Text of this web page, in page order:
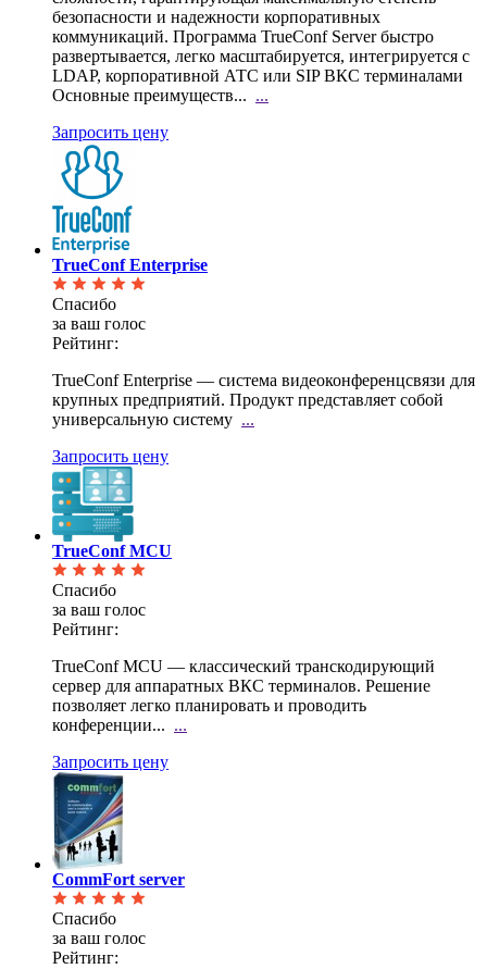
безопасности и надежности корпоративных
коммуникаций. Программа TrueConf Server быстро
развертывается, легко масштабируется, интегрируется с
LDAP, корпоративной АТС или SIP ВКС терминалами
Основные преимуществ... ...
Запросить цену
TrueConf Enterprise
Спасибо
за ваш голос
Рейтинг:
TrueConf Enterprise — система видеоконференцсвязи для
крупных предприятий. Продукт представляет собой
универсальную систему ...
Запросить цену
TrueConf MCU
Спасибо
за ваш голос
Рейтинг:
TrueConf MCU — классический транскодирующий
сервер для аппаратных ВКС терминалов. Решение
позволяет легко планировать и проводить
конференции... ...
Запросить цену
CommFort server
Спасибо
за ваш голос
Рейтинг: